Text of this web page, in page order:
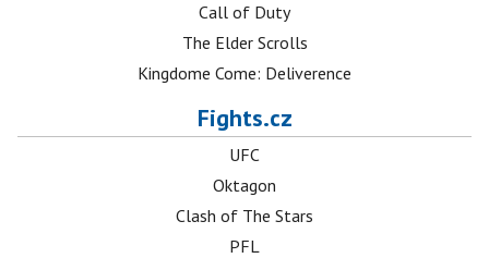
Call of Duty
The Elder Scrolls
Kingdome Come: Deliverence
Fights.cz
UFC
Oktagon
Clash of The Stars
PFL